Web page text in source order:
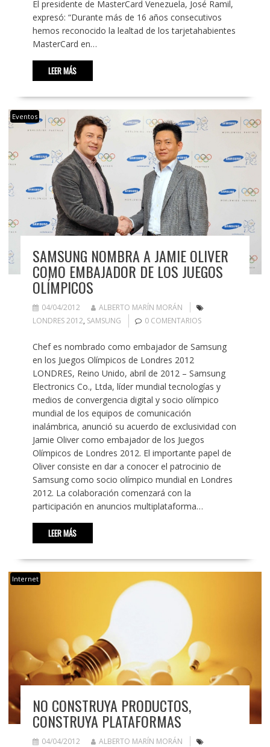
El presidente de MasterCard Venezuela, José Ramil,
expresó: “Durante más de 16 años consecutivos
hemos reconocido la lealtad de los tarjetahabientes
MasterCard en…
LEER MÁS
Eventos
SAMSUNG NOMBRA A JAMIE OLIVER
COMO EMBAJADOR DE LOS JUEGOS
OLÍMPICOS
04/04/2012
ALBERTO MARÍN MORÁN
LONDRES 2012, SAMSUNG 0 COMENTARIOS
Chef es nombrado como embajador de Samsung
en los Juegos Olímpicos de Londres 2012
LONDRES, Reino Unido, abril de 2012 – Samsung
Electronics Co., Ltda, líder mundial tecnologías y
medios de convergencia digital y socio olímpico
mundial de los equipos de comunicación
inalámbrica, anunció su acuerdo de exclusividad con
Jamie Oliver como embajador de los Juegos
Olímpicos de Londres 2012. El importante papel de
Oliver consiste en dar a conocer el patrocinio de
Samsung como socio olímpico mundial en Londres
2012. La colaboración comenzará con la
participación en anuncios multiplataforma…
LEER MÁS
Internet
NO CONSTRUYA PRODUCTOS,
CONSTRUYA PLATAFORMAS
04/04/2012
ALBERTO MARÍN MORÁN